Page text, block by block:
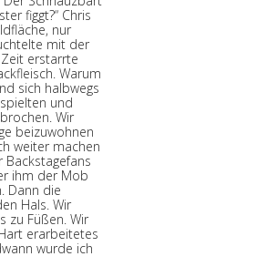
figgt?“ Chris
nur
mit der
erstarrte
Warum
sich halbwegs
und
Wir
beizuwohnen
weiter machen
ihm der Mob
Dann die
Hals. Wir
zu Füßen. Wir
erarbeitetes
wurde ich